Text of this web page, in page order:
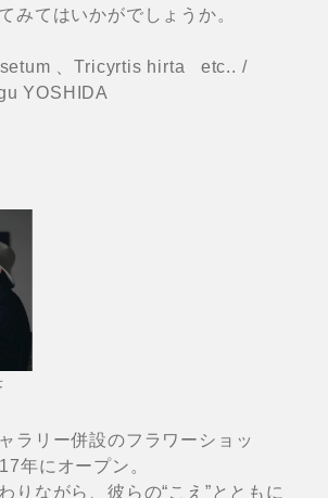
みてはいかがでしょうか。
、Tricyrtis hirta etc.. /
YOSHIDA
ラリー併設のフラワーショッ
年にオープン。
りながら、彼らの“こえ”とともに